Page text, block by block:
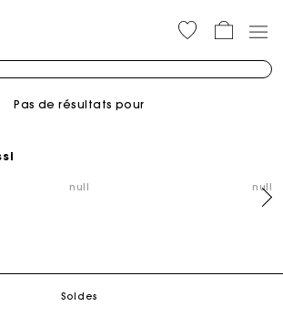
Pas de résultats pour
null null
Soldes
offerte sous 2 à 3 jours ouvrés.